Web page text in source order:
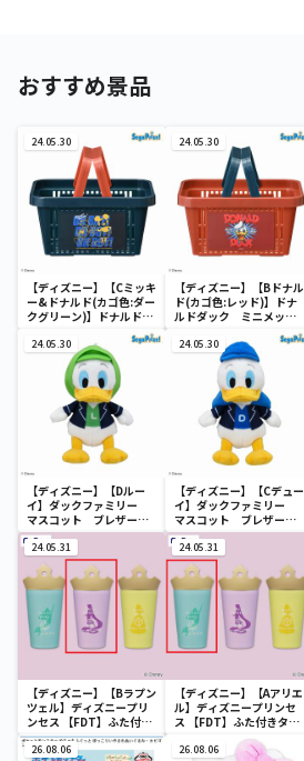
おすすめ景品
24.05.30
【ディズニー】【Cミッキ
ー&ドナルド(カゴ色:ダー
クグリーン)】ドナルドダ
ック ミニメッシュカゴ
24.05.30
【ディズニー】【Bドナル
ド(カゴ色:レッド)】ドナ
ルドダック ミニメッシ
24.05.30
【ディズニー】【Dルー
イ】ダックファミリー
マスコット ブレザーコ
スチューム
24.05.30
【ディズニー】【Cデュー
イ】ダックファミリー
マスコット ブレザーコ
スチューム
24.05.31
【ディズニー】【Bラプン
ツェル】ディズニープリ
ンセス 【FDT】ふた付き
タンブラー
24.05.31
【ディズニー】【Aアリエ
ル】ディズニープリンセ
ス 【FDT】ふた付きタン
26.08.06 26.08.06